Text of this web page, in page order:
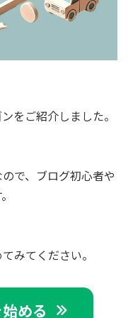
をご紹介しました。
ので、ブログ初心者や
みてください。
める